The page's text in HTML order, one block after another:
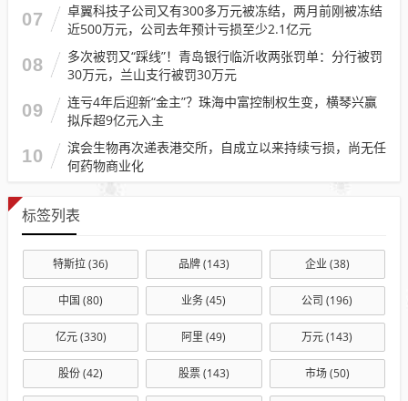
07
卓翼科技子公司又有300多万元被冻结，两月前刚被冻结
近500万元，公司去年预计亏损至少2.1亿元
08
多次被罚又“踩线”！青岛银行临沂收两张罚单：分行被罚
30万元，兰山支行被罚30万元
09
连亏4年后迎新“金主”？珠海中富控制权生变，横琴兴赢
拟斥超9亿元入主
10
滨会生物再次递表港交所，自成立以来持续亏损，尚无任
何药物商业化
标签列表
特斯拉(36) 品牌(143) 企业(38)
中国 (80) 业务(45) 公司 (196)
亿元(330) 阿里 (49) 万元(143)
股份(42) 股票(143) 市场(50)